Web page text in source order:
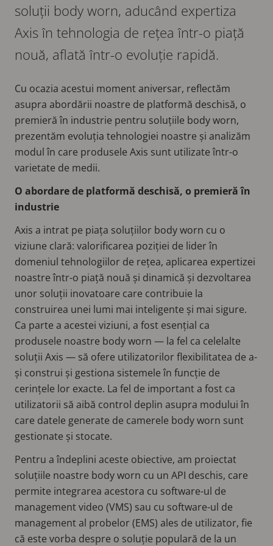
soluții body worn, aducând expertiza
Axis în tehnologia de rețea într-o piață
nouă, aflată într-o evoluție rapidă.
Cu ocazia acestui moment aniversar, reflectăm
asupra abordării noastre de platformă deschisă, o
premieră în industrie pentru soluțiile body worn,
prezentăm evoluția tehnologiei noastre și analizăm
modul în care produsele Axis sunt utilizate într-o
varietate de medii.
O abordare de platformă deschisă, o premieră în
industrie
Axis a intrat pe piața soluțiilor body worn cu o
viziune clară: valorificarea poziției de lider în
domeniul tehnologiilor de rețea, aplicarea expertizei
noastre într-o piață nouă și dinamică și dezvoltarea
unor soluții inovatoare care contribuie la
construirea unei lumi mai inteligente și mai sigure.
Ca parte a acestei viziuni, a fost esențial ca
produsele noastre body worn — la fel ca celelalte
soluții Axis — să ofere utilizatorilor flexibilitatea de a-
și construi și gestiona sistemele în funcție de
cerințele lor exacte. La fel de important a fost ca
utilizatorii să aibă control deplin asupra modului în
care datele generate de camerele body worn sunt
gestionate și stocate.
Pentru a îndeplini aceste obiective, am proiectat
soluțiile noastre body worn cu un API deschis, care
permite integrarea acestora cu software-ul de
management video (VMS) sau cu software-ul de
management al probelor (EMS) ales de utilizator, fie
că este vorba despre o soluție populară de la un